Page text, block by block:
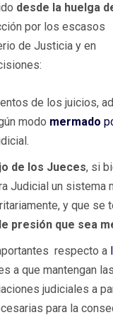
desde la huelga
por los escasos
de Justicia y en
de los juicios,
modo mermado
de los Jueces, si
Judicial un sistema
y que se
presión que sea
respecto a
a que mantengan
judiciales a
para la